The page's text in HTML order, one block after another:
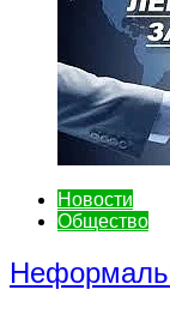
Новости
Общество